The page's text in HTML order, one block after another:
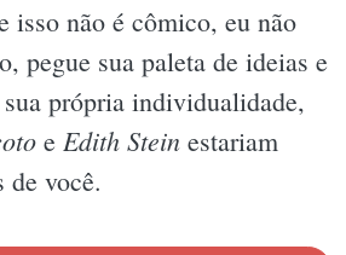
isso não é cômico, eu não
pegue sua paleta de ideias e
própria individualidade,
e Edith Stein estariam
de você.